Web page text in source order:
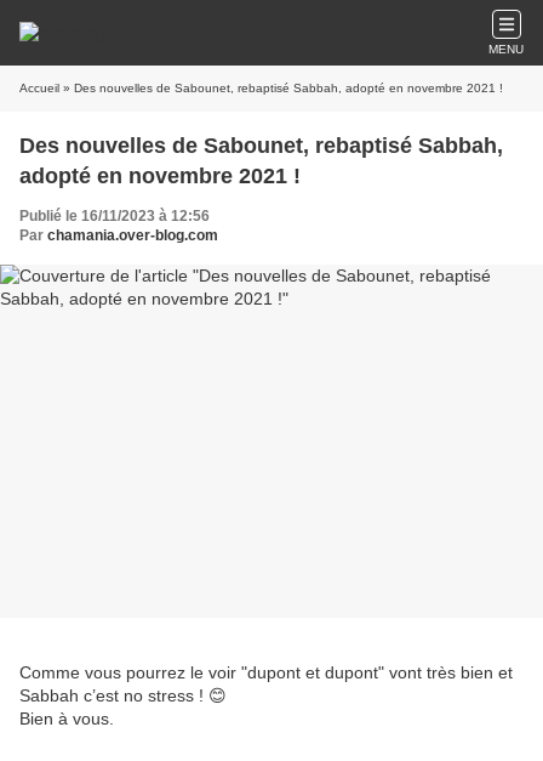
MENU
Accueil » Des nouvelles de Sabounet, rebaptisé Sabbah, adopté en novembre 2021 !
Des nouvelles de Sabounet, rebaptisé Sabbah,
adopté en novembre 2021 !
Publié le 16/11/2023 à 12:56
Par chamania.over-blog.com
Comme vous pourrez le voir "dupont et dupont" vont très bien et
Sabbah c’est no stress ! 😊
Bien à vous.